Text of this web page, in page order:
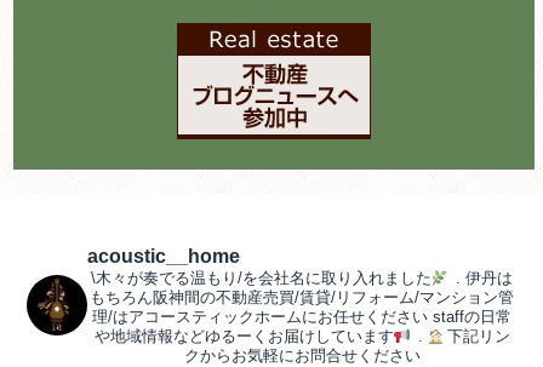
acoustic__home
\木々が奏でる温もり/を会社名に取り入れました . 伊丹は
もちろん阪神間の不動産売買/賃貸/リフォーム/マンション管
理/はアコースティックホームにお任せください staffの日常
や地域情報などゆるーくお届けしています
.
下記リン
クからお気軽にお問合せください